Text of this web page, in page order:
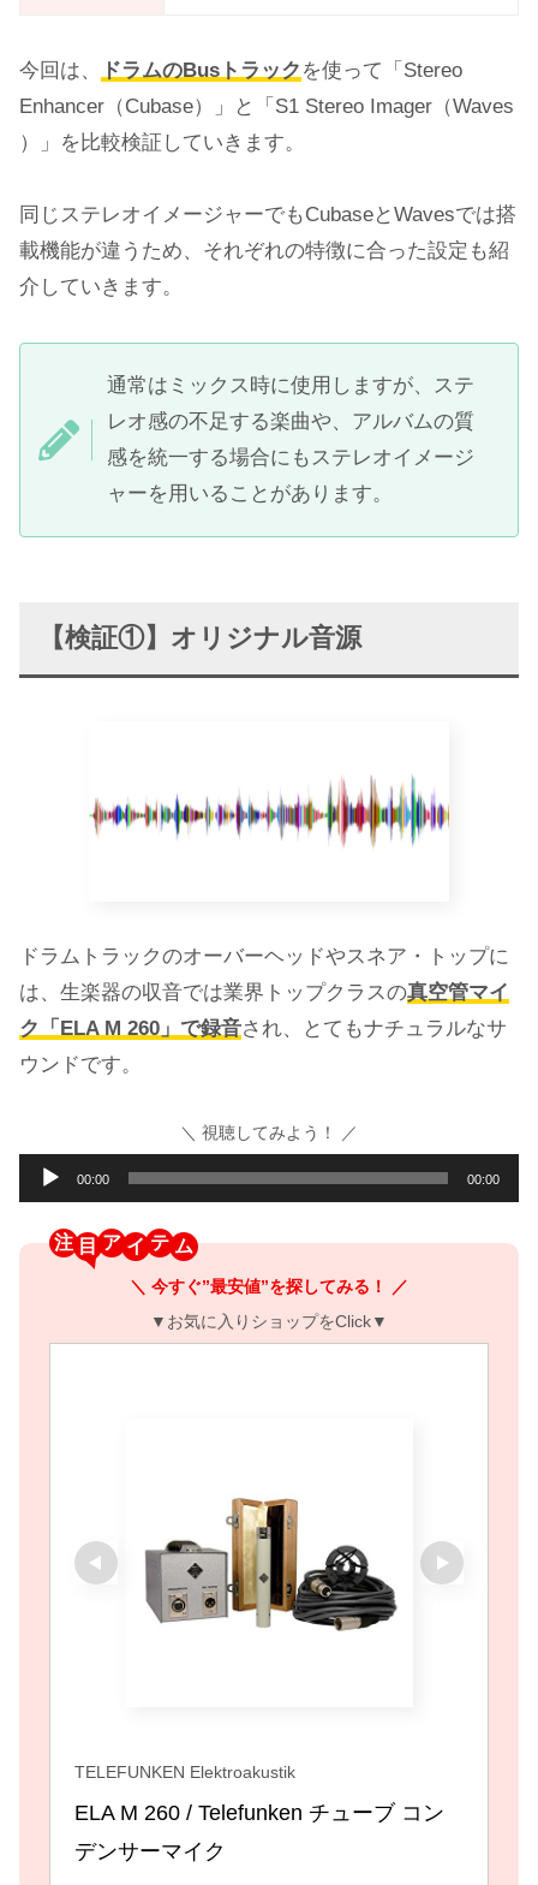
今回は、 ドラムのBusトラック を使って「Stereo
Enhancer（Cubase）」と「S1 Stereo Imager（Waves
）」を比較検証していきます。
同じステレオイメージャーでもCubaseとWavesでは搭
載機能が違うため、それぞれの特徴に合った設定も紹
介していきます。
通常はミックス時に使用しますが、ステ
レオ感の不足する楽曲や、アルバムの質
感を統一する場合にもステレオイメージ
ャーを用いることがあります。
【検証①】オリジナル音源
ドラムトラックのオーバーヘッドやスネア・トップに
は、生楽器の収音では業界トップクラスの真空管マイ
ク「ELA M 260」で録音され、とてもナチュラルなサ
ウンドです。
＼ 視聴してみよう！ ／
声
プ
00:00 00:00
注 ア テ
＼ 今すぐ”最安値”を探してみる！ ／
▼お気に入りショップをClick▼
TELEFUNKEN Elektroakustik
ELA M 260 / Telefunken チューブ コン
デンサーマイク